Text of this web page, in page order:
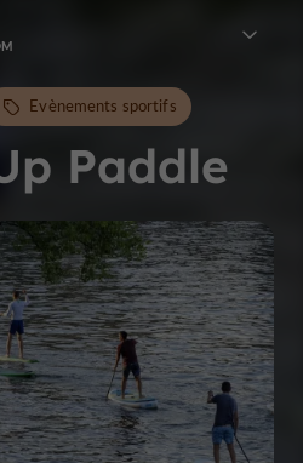
Paddle
Evènements sportifs